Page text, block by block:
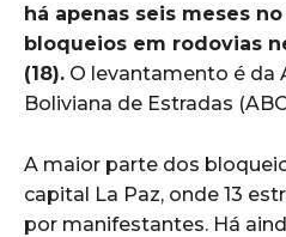
há apenas seis meses
bloqueios em rodovias
(18). O levantamento é da
Boliviana de Estradas
A maior parte dos
capital La Paz, onde 13
por manifestantes. Há